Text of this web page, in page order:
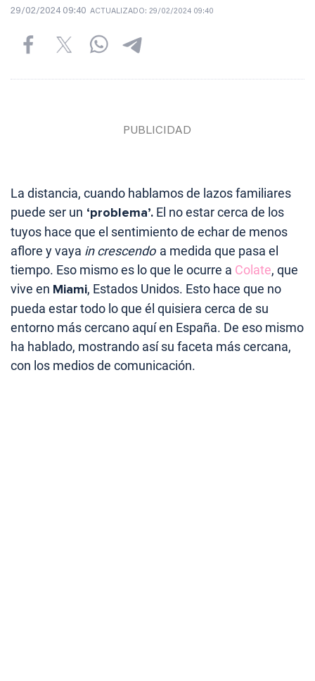
29/02/2024 09:40 ACTUALIZADO: 29/02/2024 09:40
La distancia, cuando hablamos de lazos familiares
puede ser un ‘problema’. El no estar cerca de los
tuyos hace que el sentimiento de echar de menos
aflore y vaya in crescendo a medida que pasa el
tiempo. Eso mismo es lo que le ocurre a Colate, que
vive en Miami, Estados Unidos. Esto hace que no
pueda estar todo lo que él quisiera cerca de su
entorno más cercano aquí en España. De eso mismo
ha hablado, mostrando así su faceta más cercana,
con los medios de comunicación.